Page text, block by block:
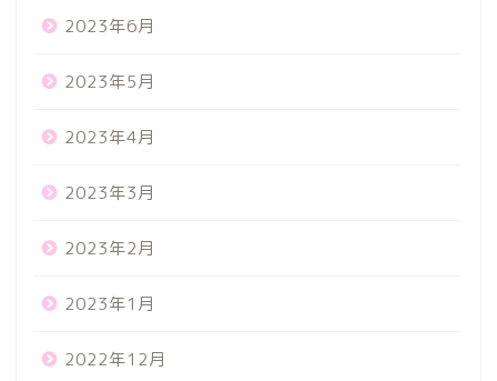
2023年6月
2023年5月
2023年4月
2023年3月
2023年2月
2023年1月
2022年12月